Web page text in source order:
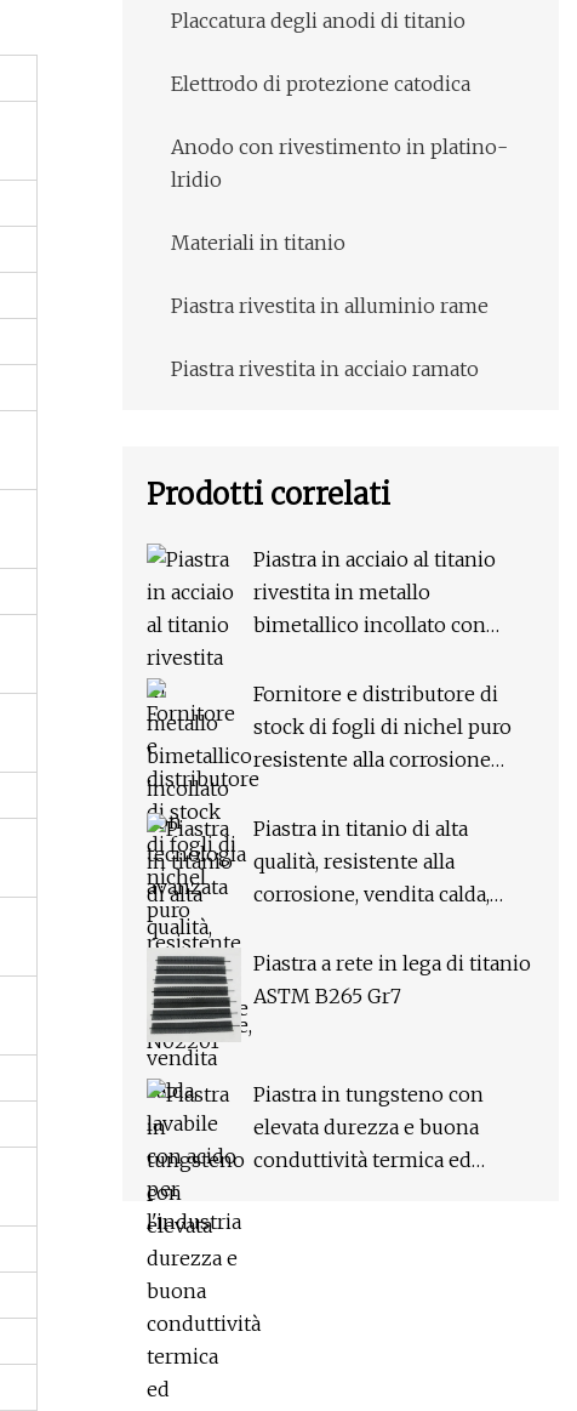
Placcatura degli anodi di titanio
Elettrodo di protezione catodica
Anodo con rivestimento in platino-
lridio
Materiali in titanio
Piastra rivestita in alluminio rame
Piastra rivestita in acciaio ramato
Prodotti correlati
Piastra in acciaio al titanio
rivestita in metallo
bimetallico incollato con
Fornitore e distributore di
stock di fogli di nichel puro
resistente alla corrosione
N02201
Piastra in titanio di alta
qualità, resistente alla
corrosione, vendita calda,
l'industria
Piastra a rete in lega di titanio
ASTM B265 Gr7
Piastra in tungsteno con
elevata durezza e buona
conduttività termica ed